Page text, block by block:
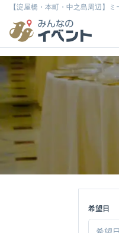
【淀屋橋・本町・中之島周辺】
希望日